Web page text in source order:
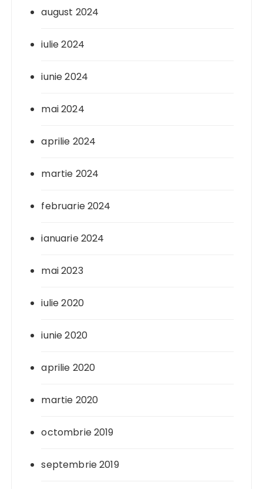
august 2024
iulie 2024
iunie 2024
mai 2024
aprilie 2024
martie 2024
februarie 2024
ianuarie 2024
mai 2023
iulie 2020
iunie 2020
aprilie 2020
martie 2020
octombrie 2019
septembrie 2019